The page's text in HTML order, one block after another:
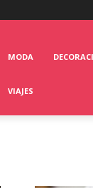
MODA
VIAJES